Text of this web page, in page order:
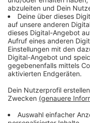
andauert ist unklar.
Anzeige
Experten
ab
Anzeige
Medienberichten